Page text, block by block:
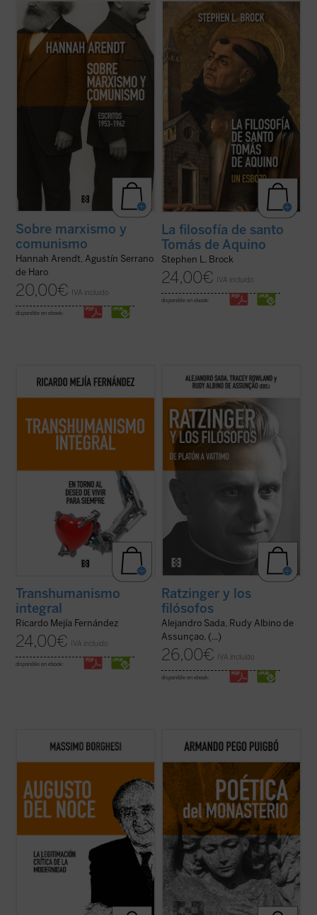
Este libro no solo recupera una faceta
menos conocida —pero crucial— de una de
las mentes más incisivas del siglo XX, sino
que también ofrece herramientas
esenciales para pensar nuestro presente.
Porque, como muestra Arendt, entender ...
(ver ficha)
Sobre marxismo y
comunismo
Hannah Arendt, Agustín Serrano
de Haro
20,00€ IVA incluido
disponible en ebook:
expertos al pensamiento de Tomás de
que rara vez se mencionan hoy en día y
ofreciendo una interpretación diferente de
su enseñanza sobre la naturaleza, los ...
(ver ficha)
La filosofía de santo
Tomás de Aquino
Stephen L. Brock
24,00€ IVA incluido
disponible en ebook:
En esta obra quiero establecer el enlace del
transhumanismo con la tradición
tecnológicos.... (ver ficha)
Transhumanismo
integral
Ricardo Mejía Fernández
24,00€ IVA incluido
disponible en ebook:
La conversación y el diálogo con filósofos
clásicos y contemporáneos es una de las
pensamiento del papa teólogo. Una
compilación de los interlocutores más
relevantes y una visión de conjunto de ...
(ver ficha)
Ratzinger y los
filósofos
Alejandro Sada, Rudy Albino de
Assunçao, (...)
26,00€ IVA incluido
disponible en ebook:
Este libro pretende recorrer la evolución
del pensamiento filosófico y político de
camino ideal dominado, en los años 1940-
1950, por una intención fundamental: la ...
(ver ficha)
Poética del monasterioreflexiona
alrededor de los espacios fundamentales
antropológico de las tres figuras: el hogar,
la escuela y la celda, reivindicando una
pedagogía humanista fundada en la ...
(ver